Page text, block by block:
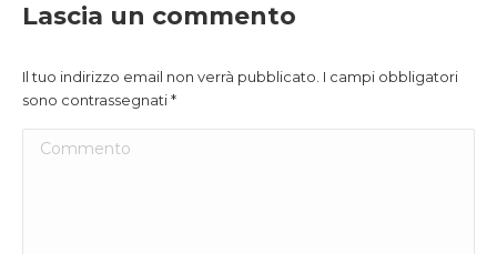
Lascia un commento
Il tuo indirizzo email non verrà pubblicato. I campi obbligatori
sono contrassegnati*
Commento